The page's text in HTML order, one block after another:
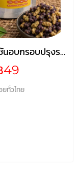
อบกรอบปรุงรส
าร์บีคิว
49
ยทั่วไทย